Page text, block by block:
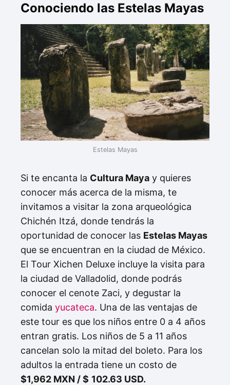
Conociendo las Estelas Mayas
Estelas Mayas
Si te encanta la Cultura Maya y quieres
conocer más acerca de la misma, te
invitamos a visitar la zona arqueológica
Chichén Itzá, donde tendrás la
oportunidad de conocer las Estelas Mayas
que se encuentran en la ciudad de México.
El Tour Xichen Deluxe incluye la visita para
la ciudad de Valladolid, donde podrás
conocer el cenote Zaci, y degustar la
comida yucateca. Una de las ventajas de
este tour es que los niños entre 0 a 4 años
entran gratis. Los niños de 5 a 11 años
cancelan solo la mitad del boleto. Para los
adultos la entrada tiene un costo de
$1,962 MXN / $ 102.63 USD.